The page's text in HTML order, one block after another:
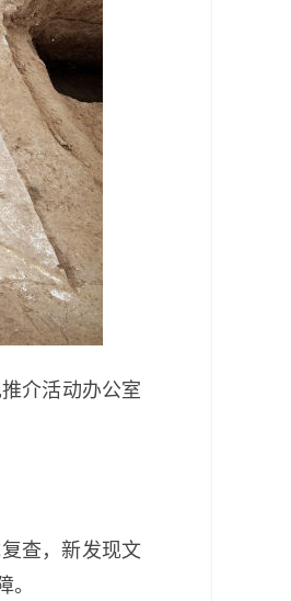
介活动办公室
查，新发现文